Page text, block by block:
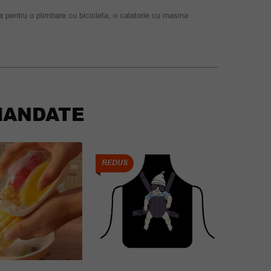
o plimbare cu bicicleta, o calatorie cu masina
REDUS